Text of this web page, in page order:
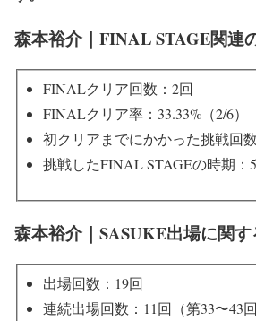
森本裕介｜FINAL STAGE関連
FINALクリア回数：2回
FINALクリア率：33.33%（2/6）
初クリアまでにかかった挑戦回
挑戦したFINAL STAGEの時期：
森本裕介｜SASUKE出場に関
出場回数：19回
連続出場回数：11回（第33〜43回